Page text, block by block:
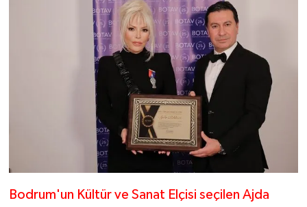
Bodrum'un Kültür ve Sanat Elçisi seçilen Ajda